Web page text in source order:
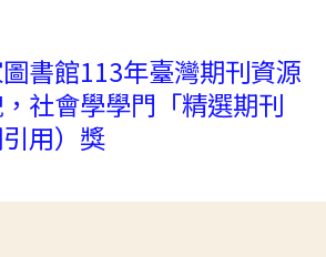
書館113年臺灣期刊資源
社會學學門「精選期刊
用）獎